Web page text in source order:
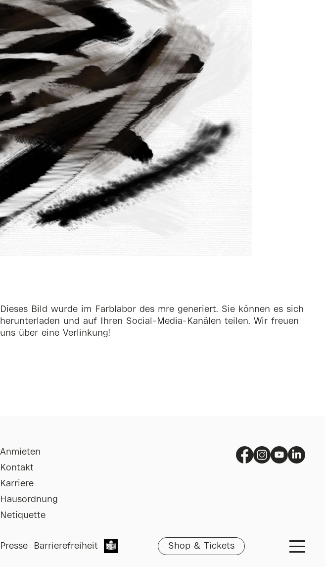
Presse Barrierefreiheit Shop & Tickets
Dieses Bild wurde im Farblabor des mre generiert. Sie können es sich
herunterladen und auf Ihren Social-Media-Kanälen teilen. Wir freuen
uns über eine Verlinkung!
Anmieten
Kontakt
Karriere
Hausordnung
Netiquette
Datenschutz